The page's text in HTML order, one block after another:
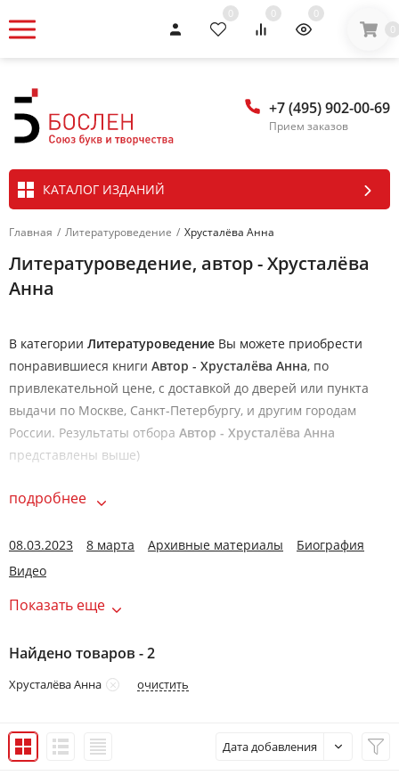
0 0
0
0
+7 (495) 902-00-69
Прием заказов
КАТАЛОГ ИЗДАНИЙ
Главная / Литературоведение / Хрусталёва Анна
Литературоведение, автор - Хрусталёва
Анна
В категории Литературоведение Вы можете приобрести
понравившиеся книги Автор - Хрусталёва Анна, по
привлекательной цене, с доставкой до дверей или пункта
выдачи по Москве, Санкт-Петербургу, и другим городам
России. Результаты отбора Автор - Хрусталёва Анна
представлены выше)
подробнее
08.03.2023 8 марта Архивные материалы
Биография
Видео
Показать еще
Найдено товаров - 2
Хрусталёва Анна очистить
Дата добавления